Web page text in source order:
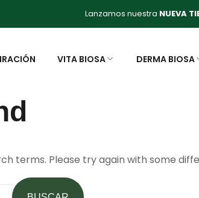
Lanzamos nuestra NUEVA
VITA BIOSA DERMA BIOSA
terms. Please try again with some